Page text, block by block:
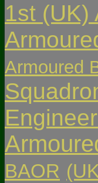
1st (UK)
Armoured
BAOR